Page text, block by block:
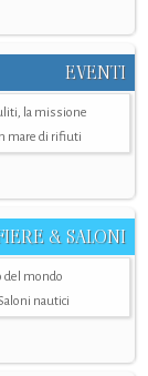
EVENTI
la missione
mare di rifiuti
& SALONI
del mondo
nautici